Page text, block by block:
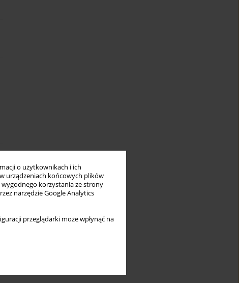
o użytkownikach i ich
urządzeniach końcowych plików
wygodnego korzystania ze strony
narzędzie Google Analytics
przeglądarki może wpłynąć na